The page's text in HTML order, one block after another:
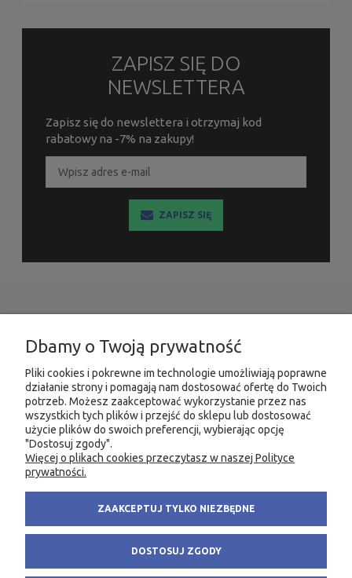
ZAPISZ SIĘ DO
NEWSLETTERA
Zapisz się do newslettera i otrzymaj kod
rabatowy na -7% na zakupy!
ZAPISZ SIĘ
INFORMACJE
MOJE KONTO
PRODUKTY
KONTAKT
info@fachowa.pl
KSIĘGARNIA FACHOWA.PL
80-299 Gdańsk
NIP: 584-182-39-49
Dbamy o Twoją prywatność
Pliki cookies i pokrewne im technologie umożliwiają poprawne
działanie strony i pomagają nam dostosować ofertę do Twoich
potrzeb. Możesz zaakceptować wykorzystanie przez nas
wszystkich tych plików i przejść do sklepu lub dostosować
użycie plików do swoich preferencji, wybierając opcję
"Dostosuj zgody".
Więcej o plikach cookies przeczytasz w naszej Polityce
prywatności.
ZAAKCEPTUJ TYLKO NIEZBĘDNE
DOSTOSUJ ZGODY